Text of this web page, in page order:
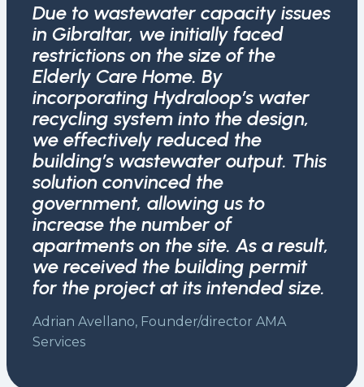
Due to wastewater capacity issues
in Gibraltar, we initially faced
restrictions on the size of the
Elderly Care Home. By
incorporating Hydraloop’s water
recycling system into the design,
we effectively reduced the
building’s wastewater output. This
solution convinced the
government, allowing us to
increase the number of
apartments on the site. As a result,
we received the building permit
for the project at its intended size.
Adrian Avellano, Founder/director AMA
Services